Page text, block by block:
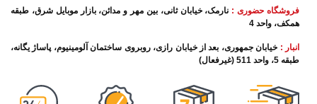
فروشگاه حضوری : نارمک، خیابان ثانی، بین مهر و مدائن، بازار موبایل شرق، طبقه
همکف، واحد 4
انبار : خیابان جمهوری، بعد از خیابان رازی، روبروی ساختمان آلومینیوم، پاساژ یگانه،
طبقه 5، واحد 511 (غیرفعال)